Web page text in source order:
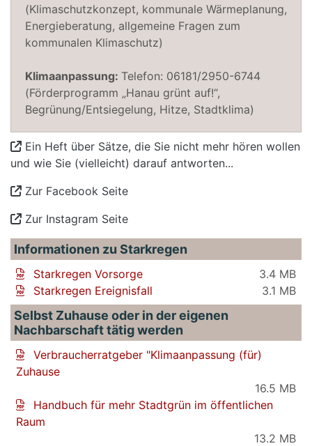
(Klimaschutzkonzept, kommunale Wärmeplanung,
Energieberatung, allgemeine Fragen zum
kommunalen Klimaschutz)
Klimaanpassung: Telefon: 06181/2950-6744
(Förderprogramm „Hanau grünt auf!“,
Begrünung/Entsiegelung, Hitze, Stadtklima)
Ein Heft über Sätze, die Sie nicht mehr hören wollen
und wie Sie (vielleicht) darauf antworten...
Zur Facebook Seite
Zur Instagram Seite
Informationen zu Starkregen
Starkregen Vorsorge
3.4 MB
Starkregen Ereignisfall
3.1 MB
Selbst Zuhause oder in der eigenen
Nachbarschaft tätig werden
Verbraucherratgeber "Klimaanpassung (für)
Zuhause
16.5 MB
Handbuch für mehr Stadtgrün im öffentlichen
Raum
13.2 MB